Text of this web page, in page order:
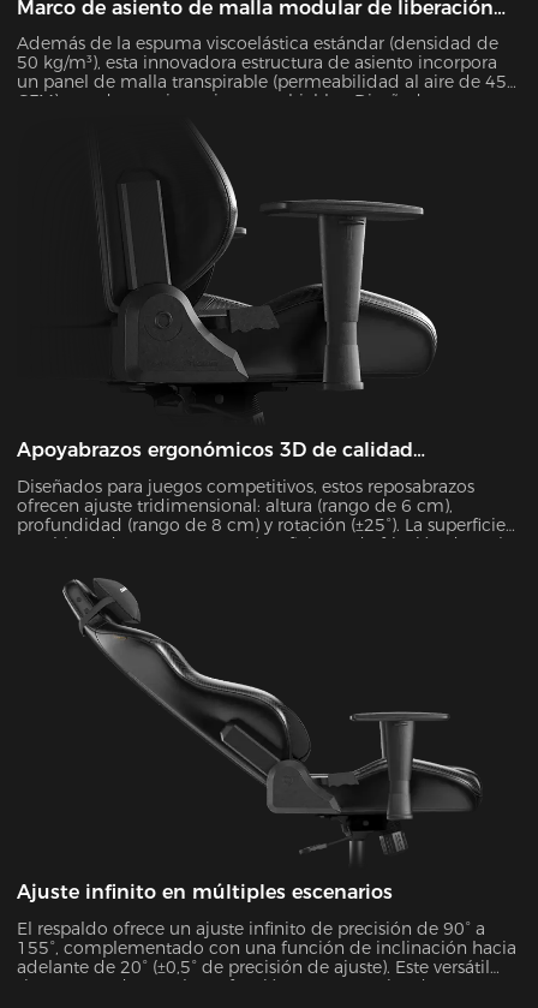
Marco de asiento de malla modular de liberación
rápida
Además de la espuma viscoelástica estándar (densidad de
50 kg/m³), esta innovadora estructura de asiento incorpora
un panel de malla transpirable (permeabilidad al aire de 45
CFM) con dos versiones intercambiables. Diseñada para una
volver a montar en tan solo 30 segundos. Durante los meses
de verano, esta configuración de malla reduce eficazmente
la temperatura de la superficie del asiento entre 5 y 8 °C,
según lo verificado mediante pruebas de imagen térmica
Apoyabrazos ergonómicos 3D de calidad
profesional
Diseñados para juegos competitivos, estos reposabrazos
ofrecen ajuste tridimensional: altura (rango de 6 cm),
profundidad (rango de 8 cm) y rotación (±25°). La superficie
recubierta de espuma PURE (coeficiente de fricción de 0,8)
de peso y proporcionando una estabilidad excepcional
durante sesiones de juego intensas.
Ajuste infinito en múltiples escenarios
El respaldo ofrece un ajuste infinito de precisión de 90° a
155°, complementado con una función de inclinación hacia
adelante de 20° (±0,5° de precisión de ajuste). Este versátil
sistema se adapta a la perfección a 7 escenarios de uso